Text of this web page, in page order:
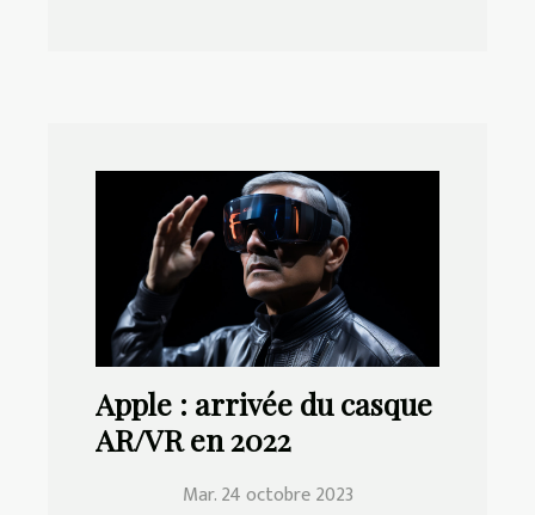
Apple : arrivée du casque
AR/VR en 2022
Mar. 24 octobre 2023